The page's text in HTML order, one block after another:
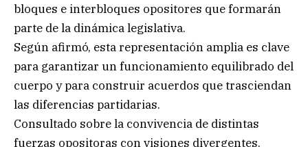
bloques e interbloques opositores que formarán
parte de la dinámica legislativa.
Según afirmó, esta representación amplia es clave
para garantizar un funcionamiento equilibrado del
cuerpo y para construir acuerdos que trasciendan
las diferencias partidarias.
Consultado sobre la convivencia de distintas
fuerzas opositoras con visiones divergentes,